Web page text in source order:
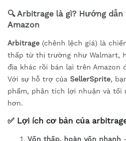
🔍 Arbitrage là gì? Hướng
Amazon
Arbitrage (chênh lệch giá) là
thấp từ thị trường như Walmart,
địa khác rồi bán lại trên Amazon
Với sự hỗ trợ của SellerSprite,
phẩm, phân tích lợi nhuận và tối
hơn.
✅ Lợi ích cơ bản của
Vốn thấp, hoàn vốn nhanh